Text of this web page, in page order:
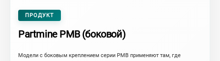
ПРОДУКТ
Partmine PMB (боковой)
Модели с боковым креплением серии PMB применяют там, где